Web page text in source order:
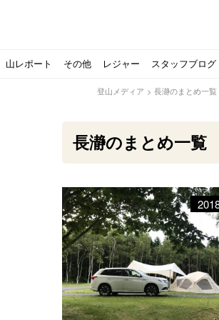
山レポート
北アルプスの最奥部、黒部・雲ノ平
その他
おでかけ情報サービス「aumo」が
レジャー
キャンプYouTuber尾上祐一郎が自
スタッフブログ
スノーピークの限定バーナー入荷し
パタゴニアのウエアやビールが「
【ソロキャンプの魅力を満喫】ソ
ゴアテックスウエアの洗濯・保管
【注目】モンベルがキャンプ用品
人気の靴メーカー！スカルパの特
パティシエキャンパーSakiさんに
登山歴3年目のテント泊装備・持ち
【2021年最新！】9月Amazonのタ
「オトナ女子の山登り」チャンネ
【高品質】この冬使いたいマーモ
人気の靴メーカー！スカルパの特
源流テンカラ釣り たいしょーの想
ゴアテックスウエアの洗濯・保管
源流テンカラ釣りのリアルがここ
【書籍発売！】ソロキャンプ
パティシエキャンパーSakiさんに
登山メディア > 長瀞のまとめ一覧
長瀞のまとめ一覧